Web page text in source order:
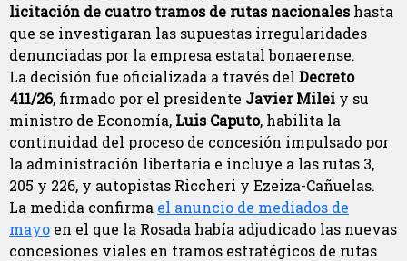
licitación de cuatro tramos de rutas nacionaleshasta
que se investigaran las supuestas irregularidades
denunciadas por la empresa estatal bonaerense.
La decisión fue oficializada a través del Decreto
411/26, firmado por el presidente Javier Milei y su
ministro de Economía, Luis Caputo, habilita la
continuidad del proceso de concesión impulsado por
la administración libertaria e incluye a las rutas 3,
205 y 226, y autopistas Riccheri y Ezeiza-Cañuelas.
La medida confirma el anuncio de mediados de
mayo en el que la Rosada había adjudicado las nuevas
concesiones viales en tramos estratégicos de rutas